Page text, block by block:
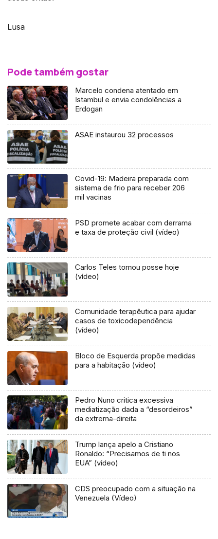
Lusa
Pode também gostar
Marcelo condena atentado em
Istambul e envia condolências a
Erdogan
ASAE instaurou 32 processos
Covid-19: Madeira preparada com
sistema de frio para receber 206
mil vacinas
PSD promete acabar com derrama
e taxa de proteção civil (vídeo)
Carlos Teles tomou posse hoje
(vídeo)
Comunidade terapêutica para ajudar
casos de toxicodependência
(vídeo)
Bloco de Esquerda propõe medidas
para a habitação (vídeo)
Pedro Nuno critica excessiva
mediatização dada a “desordeiros”
da extrema-direita
Trump lança apelo a Cristiano
Ronaldo: “Precisamos de ti nos
EUA” (vídeo)
CDS preocupado com a situação na
Venezuela (Vídeo)